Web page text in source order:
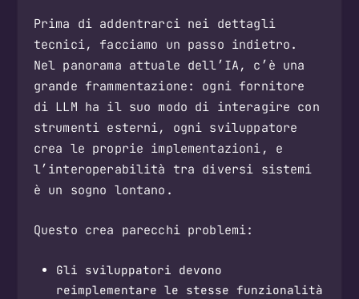
Prima di addentrarci nei dettagli
tecnici, facciamo un passo indietro.
Nel panorama attuale dell’IA, c’è una
grande frammentazione: ogni fornitore
di LLM ha il suo modo di interagire con
strumenti esterni, ogni sviluppatore
crea le proprie implementazioni, e
l’interoperabilità tra diversi sistemi
è un sogno lontano.
Questo crea parecchi problemi:
Gli sviluppatori devono
reimplementare le stesse funzionalità